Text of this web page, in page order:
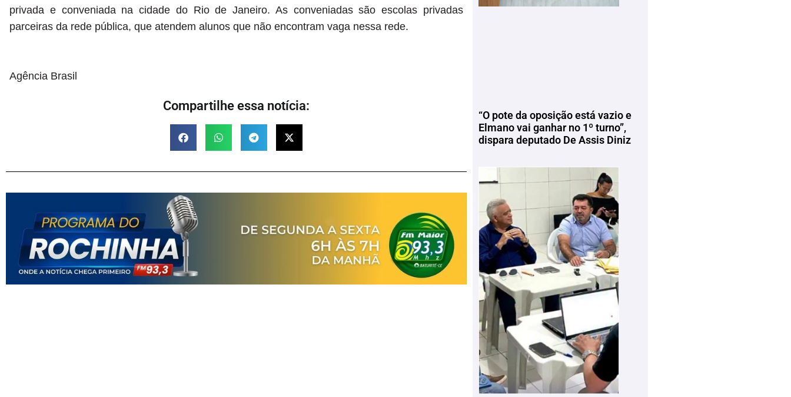
privada e conveniada na cidade do Rio de Janeiro. As conveniadas são escolas privadas
parceiras da rede pública, que atendem alunos que não encontram vaga nessa rede.
Agência Brasil
Compartilhe essa notícia:
“O pote da oposição está vazio e
Elmano vai ganhar no 1º turno”,
dispara deputado De Assis Diniz